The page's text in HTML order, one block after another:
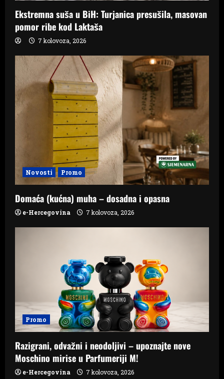
Ekstremna suša u BiH: Turjanica presušila, masovan
pomor ribe kod Laktaša
7 kolovoza, 2026
Novosti Promo
Domaća (kućna) muha – dosadna i opasna
e-Hercegovina 7 kolovoza, 2026
Promo
Razigrani, odvažni i neodoljivi – upoznajte nove
Moschino mirise u Parfumeriji M!
e-Hercegovina 7 kolovoza, 2026